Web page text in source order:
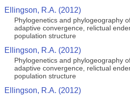
Ellingson, R.A. (2012)
Phylogenetics and phylogeography
adaptive convergence, relictual
population structure
Ellingson, R.A. (2012)
Phylogenetics and phylogeography
adaptive convergence, relictual
population structure
Ellingson, R.A. (2012)